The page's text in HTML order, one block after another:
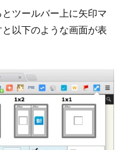
ツールバー上に矢印マ
以下のような画面が表